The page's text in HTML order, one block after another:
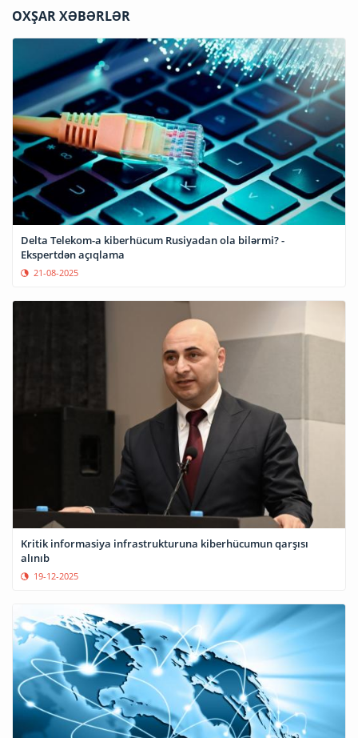
OXŞAR XƏBƏRLƏR
Delta Telekom-a kiberhücum Rusiyadan ola bilərmi? -
Ekspertdən açıqlama
21-08-2025
Kritik informasiya infrastrukturuna kiberhücumun qarşısı
alınıb
19-12-2025